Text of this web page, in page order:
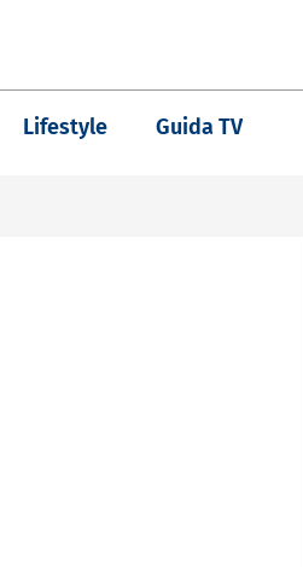
Lifestyle Guida TV